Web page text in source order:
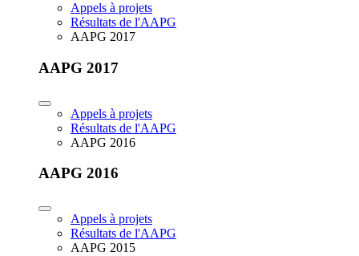
Appels à projets
Résultats de l'AAPG
AAPG 2017
AAPG 2017
Appels à projets
Résultats de l'AAPG
AAPG 2016
AAPG 2016
Appels à projets
Résultats de l'AAPG
AAPG 2015